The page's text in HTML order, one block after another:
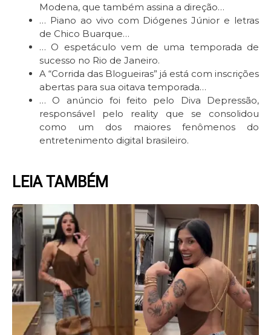
Modena, que também assina a direção…
… Piano ao vivo com Diógenes Júnior e letras
de Chico Buarque…
… O espetáculo vem de uma temporada de
sucesso no Rio de Janeiro.
A “Corrida das Blogueiras” já está com inscrições
abertas para sua oitava temporada…
… O anúncio foi feito pelo Diva Depressão,
responsável pelo reality que se consolidou
como um dos maiores fenômenos do
entretenimento digital brasileiro.
LEIA TAMBÉM
PagePagePagePage